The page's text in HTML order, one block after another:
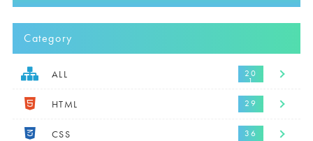
Category
ALL
HTML
CSS